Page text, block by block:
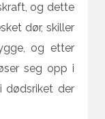
og dette
dør, skiller
og etter
seg opp i
dødsriket der